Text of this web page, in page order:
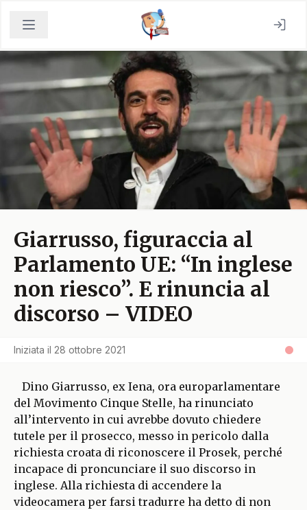
Giarrusso, figuraccia al
Parlamento UE: “In inglese
non riesco”. E rinuncia al
discorso – VIDEO
Iniziata il 28 ottobre 2021
Dino Giarrusso, ex Iena, ora europarlamentare
del Movimento Cinque Stelle, ha rinunciato
all’intervento in cui avrebbe dovuto chiedere
tutele per il prosecco, messo in pericolo dalla
richiesta croata di riconoscere il Prosek, perché
incapace di proncunciare il suo discorso in
inglese. Alla richiesta di accendere la
videocamera per farsi tradurre ha detto di non